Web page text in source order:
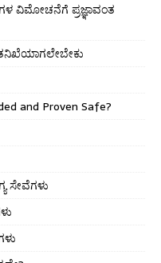
ವಿಮೋಚನೆಗೆ ಪ್ರಜ್ಞಾವಂತ
and Proven Safe?
ಸೇವೆಗಳು